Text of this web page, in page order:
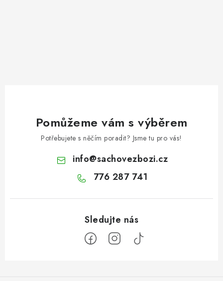
Pomůžeme vám s výběrem
Potřebujete s něčím poradit? Jsme tu pro vás!
info@sachovezbozi.cz
776 287 741